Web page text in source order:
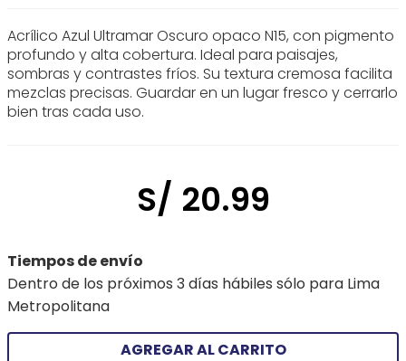
Acrílico Azul Ultramar Oscuro opaco N15, con pigmento
profundo y alta cobertura. Ideal para paisajes,
sombras y contrastes fríos. Su textura cremosa facilita
mezclas precisas. Guardar en un lugar fresco y cerrarlo
bien tras cada uso.
S/ 20.99
Tiempos de envío
Dentro de los próximos 3 días hábiles sólo para Lima
Metropolitana
AGREGAR AL CARRITO